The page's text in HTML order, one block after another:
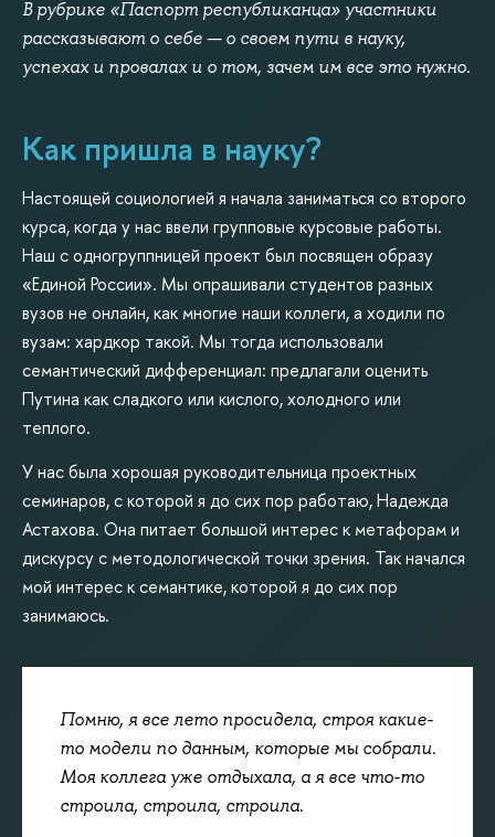
В рубрике «Паспорт республиканца» участники
рассказывают о себе — о своем пути в науку,
успехах и провалах и о том, зачем им все это нужно.
Как пришла в науку?
Настоящей социологией я начала заниматься со второго
курса, когда у нас ввели групповые курсовые работы.
Наш с одногруппницей проект был посвящен образу
«Единой России». Мы опрашивали студентов разных
вузов не онлайн, как многие наши коллеги, а ходили по
вузам: хардкор такой. Мы тогда использовали
семантический дифференциал: предлагали оценить
Путина как сладкого или кислого, холодного или
теплого.
У нас была хорошая руководительница проектных
семинаров, с которой я до сих пор работаю, Надежда
Астахова. Она питает большой интерес к метафорам и
дискурсу с методологической точки зрения. Так начался
мой интерес к семантике, которой я до сих пор
занимаюсь.
Помню, я все лето просидела, строя какие-
то модели по данным, которые мы собрали.
Моя коллега уже отдыхала, а я все что-то
строила, строила, строила.